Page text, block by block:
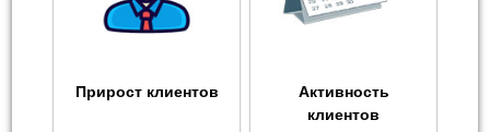
Прирост клиентов
Активность
клиентов